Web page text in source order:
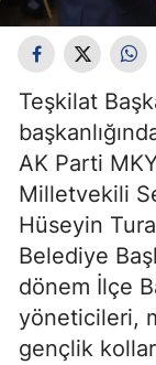
Teşkilat
AK Parti
Milletvekili
Hüseyin
Belediye
dönem İlçe
yöneticileri,
gençlik